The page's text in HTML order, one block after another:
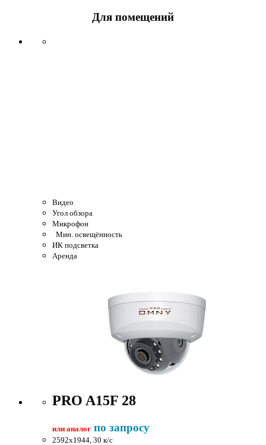
Для помещений
Видео
Угол обзора
Микрофон
Мин. освещённость
ИК подсветка
Аренда
PRO A15F 28
или аналог по запросу
2592x1944, 30 к/c